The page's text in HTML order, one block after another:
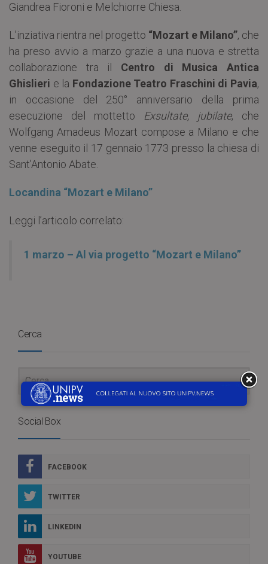
Giandrea Fioroni e Melchiorre Chiesa.
L’inziativa rientra nel progetto “Mozart e Milano”, che
ha preso avvio a marzo grazie a una nuova e stretta
collaborazione tra il Centro di Musica Antica
Ghislieri e la Fondazione Teatro Fraschini di Pavia,
in occasione del 250° anniversario della prima
esecuzione del mottetto Exsultate, jubilate, che
Wolfgang Amadeus Mozart compose a Milano e che
venne eseguito il 17 gennaio 1773 presso la chiesa di
Sant’Antonio Abate.
Locandina “Mozart e Milano”
Leggi l’articolo correlato:
1 marzo – Al via progetto “Mozart e Milano”
Cerca
Social Box
FACEBOOK
TWITTER
LINKEDIN
YOUTUBE